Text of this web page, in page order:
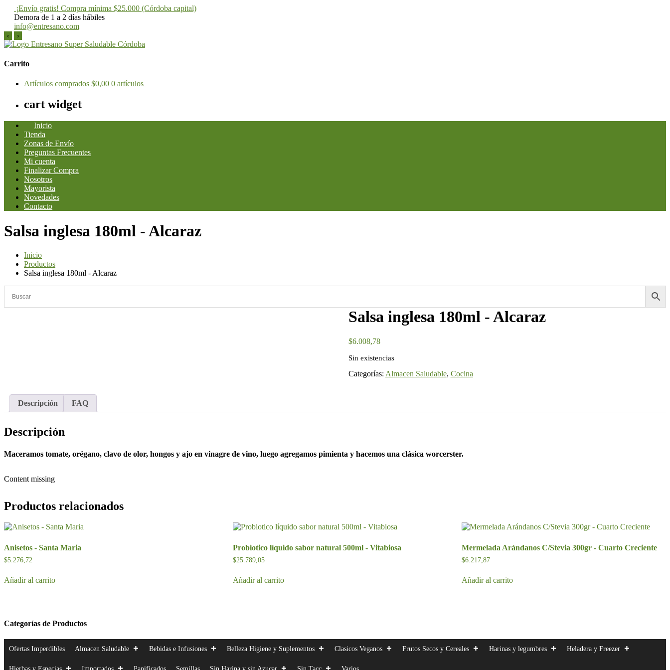
¡Envío gratis! Compra mínima $25.000 (Córdoba capital)
Demora de 1 a 2 días hábiles
info@entresano.com
‹ ›
Saltar
contenido
Entresano
Supermercado Saludable
Carrito
Artículos comprados $0,00 0 artículos
cart widget
Inicio
Tienda
Zonas de Envío
Preguntas Frecuentes
Mi cuenta
Finalizar Compra
Nosotros
Mayorista
Novedades
Contacto
Salsa inglesa 180ml - Alcaraz
Inicio
Productos
Salsa inglesa 180ml - Alcaraz
Salsa inglesa 180ml - Alcaraz
$6.008,78
Sin existencias
Categorías: Almacen Saludable, Cocina
Descripción FAQ
Descripción
Maceramos tomate, orégano, clavo de olor, hongos y ajo en vinagre de vino, luego agregamos pimienta y hacemos una clásica worcerster.
Content missing
Productos relacionados
Anisetos - Santa Maria
$5.276,72
Añadir al carrito
Probiotico líquido sabor natural 500ml - Vitabiosa
$25.789,05
Añadir al carrito
Mermelada Arándanos C/Stevia 300gr - Cuarto Creciente
$6.217,87
Añadir al carrito
Categorías de Productos
Ofertas Imperdibles Almacen Saludable Bebidas e Infusiones Belleza Higiene y Suplementos Clasicos Veganos Frutos Secos y Cereales Harinas y legumbres Heladera y Freezer